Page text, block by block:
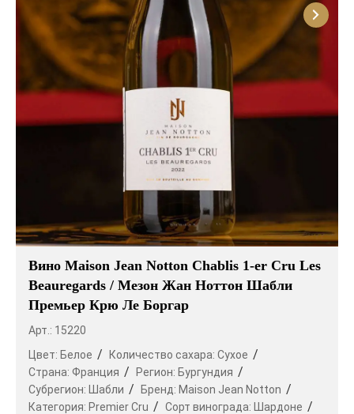
Вино Maison Jean Notton Chablis 1-er Cru Les
Beauregards / Мезон Жан Ноттон Шабли
Премьер Крю Ле Боргар
Арт.: 15220
Цвет: Белое Количество сахара: Сухое
Страна: Франция Регион: Бургундия
Субрегион:
Шабли Бренд: Maison Jean Notton
Категория: Premier Cru Сорт винограда:
Шардоне